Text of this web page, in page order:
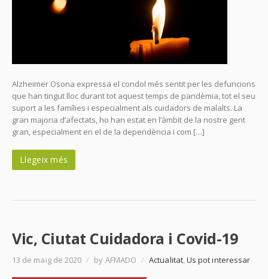
Alzheimer Osona expressa el condol més sentit per les defuncions
que han tingut lloc durant tot aquest temps de pandèmia, tot el seu
suport a les famílies i especialment als cuidadors de malalts. La
gran majoria d’afectats, ho han estat en l’àmbit de la nostre gent
gran, especialment en el de la dependència i com […]
Llegeix més
Vic, Ciutat Cuidadora i Covid-19
13 de maig de 2020 / by AFMADO / Actualitat,Us pot interessar